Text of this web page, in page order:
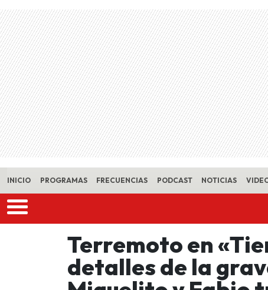
Skip to main content
INICIO PROGRAMAS FRECUENCIAS PODCAST NOTICIAS
Terremoto en
detalles de la